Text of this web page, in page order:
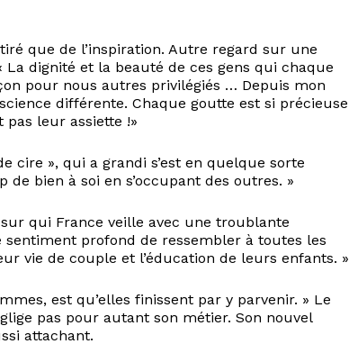
que de l’inspiration. Autre regard sur une
dignité et la beauté de ces gens qui chaque
pour nous autres privilégiés … Depuis mon
différente. Chaque goutte est si précieuse
leur assiette !»
cire », qui a grandi s’est en quelque sorte
bien à soi en s’occupant des outres. »
qui France veille avec une troublante
profond de ressembler à toutes les
vie de couple et l’éducation de leurs enfants. »
est qu’elles finissent par y parvenir. » Le
pas pour autant son métier. Son nouvel
attachant.